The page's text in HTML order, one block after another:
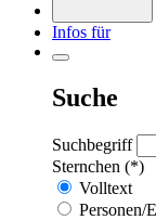
Infos für
Suche
Suchbegriff
Sternchen (*)
Volltext
Personen/